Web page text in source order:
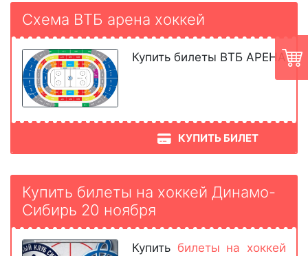
Схема ВТБ арена хоккей
Купить билеты ВТБ АРЕНА
КУПИТЬ БИЛЕТ
Купить билеты на хоккей Динамо-
Сибирь 20 ноября
Купить билеты на хоккей